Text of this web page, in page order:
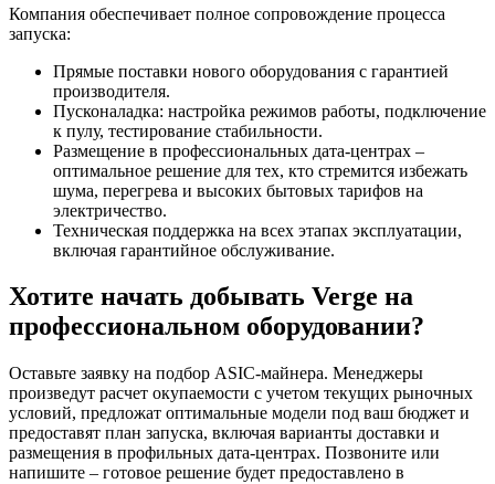
Компания обеспечивает полное сопровождение процесса
запуска:
Прямые поставки нового оборудования с гарантией
производителя.
Пусконаладка: настройка режимов работы, подключение
к пулу, тестирование стабильности.
Размещение в профессиональных дата-центрах –
оптимальное решение для тех, кто стремится избежать
шума, перегрева и высоких бытовых тарифов на
электричество.
Техническая поддержка на всех этапах эксплуатации,
включая гарантийное обслуживание.
Хотите начать добывать Verge на
профессиональном оборудовании?
Оставьте заявку на подбор ASIC-майнера. Менеджеры
произведут расчет окупаемости с учетом текущих рыночных
условий, предложат оптимальные модели под ваш бюджет и
предоставят план запуска, включая варианты доставки и
размещения в профильных дата-центрах. Позвоните или
напишите – готовое решение будет предоставлено в